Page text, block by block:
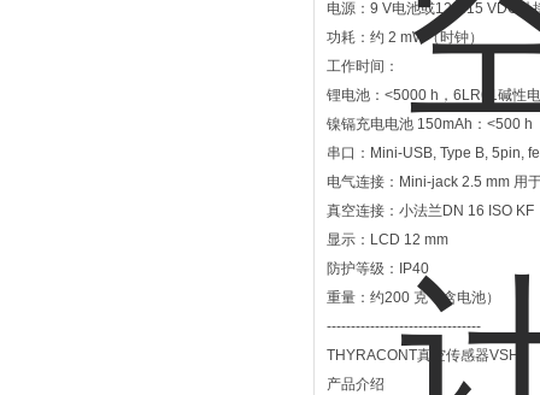
电源：9 V电池或12…15 VDC外
功耗：约 2 mW（时钟）
工作时间：
锂电池：<5000 h，6LR61碱性
镍镉充电电池 150mAh：<500 h
串口：Mini-USB, Type B, 5pin,
电气连接：Mini-jack 2.5 mm 用
真空连接：小法兰DN 16 ISO
显示：LCD 12 mm
防护等级：IP40
重量：约200 克（含电池）
--------------------------------
THYRACONT真空传感器VSH
产品介绍